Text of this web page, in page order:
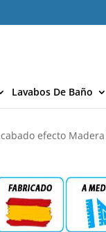
Lavabos De Baño
efecto